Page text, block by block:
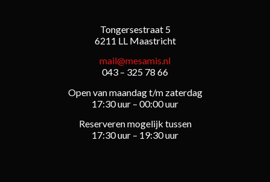
Tongersestraat 5
6211 LL Maastricht
mail@mesamis.nl
043 – 325 78 66
Open van maandag t/m zaterdag
17:30 uur – 00:00 uur
Reserveren mogelijk tussen
17:30 uur – 19:30 uur